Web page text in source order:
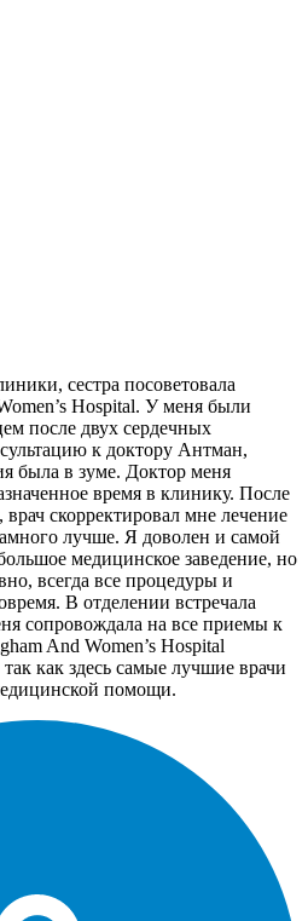
сестра посоветовала
Hospital. У меня были
после двух сердечных
к доктору Антман,
была в зуме. Доктор меня
время в клинику. После
врач скорректировал мне лечение
лучше. Я доволен и самой
медицинское заведение, но
всегда все процедуры и
В отделении встречала
сопровождала на все приемы к
And Women’s Hospital
как здесь самые лучшие врачи
помощи.